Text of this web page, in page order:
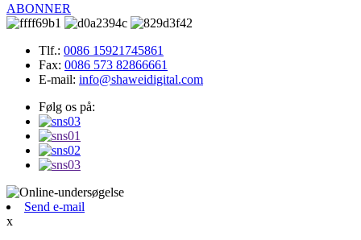
ABONNER
Tlf.: 0086 15921745861
Fax: 0086 573 82866661
E-mail: info@shaweidigital.com
Følg os på:
Send e-mail
x